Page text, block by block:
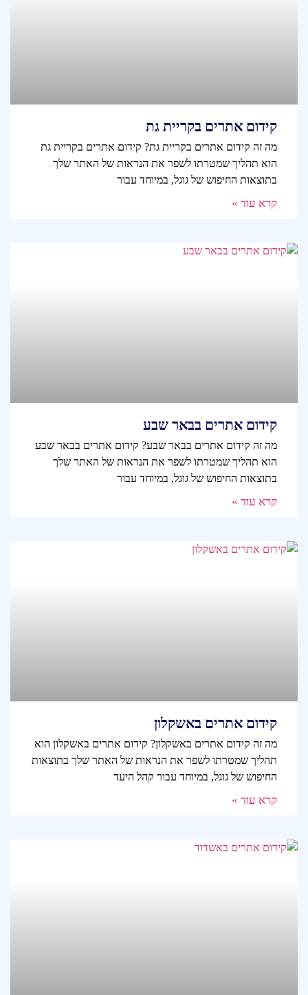
קידום אתרים בקריית גת
מה זה קידום אתרים בקריית גת? קידום אתרים בקריית גת
הוא תהליך שמטרתו לשפר את הנראות של האתר שלך
בתוצאות החיפוש של גוגל, במיוחד עבור
קרא עוד »
קידום אתרים בבאר שבע
מה זה קידום אתרים בבאר שבע? קידום אתרים בבאר שבע
הוא תהליך שמטרתו לשפר את הנראות של האתר שלך
בתוצאות החיפוש של גוגל, במיוחד עבור
קרא עוד »
קידום אתרים באשקלון
מה זה קידום אתרים באשקלון? קידום אתרים באשקלון הוא
תהליך שמטרתו לשפר את הנראות של האתר שלך בתוצאות
החיפוש של גוגל, במיוחד עבור קהל היעד
קרא עוד »